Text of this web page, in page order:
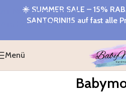
Zur Navigation springen
Zum Hauptinhalt springen
☀️ SUMMER SALE – 15%
SANTORINI15 auf fast alle
Menü